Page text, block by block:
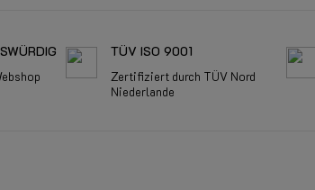
TÜV ISO 9001
Zertifiziert durch TÜV Nord
Niederlande